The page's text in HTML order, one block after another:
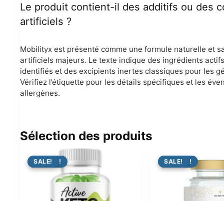
Le produit contient-il des additifs ou des
artificiels ?
Mobilityx est présenté comme une formule naturelle et
artificiels majeurs. Le texte indique des ingrédients
identifiés et des excipients inertes classiques pour les
Vérifiez l’étiquette pour les détails spécifiques et les
allergènes.
Sélection des produits
PROMO !
SALE! PROMO !
SALE!